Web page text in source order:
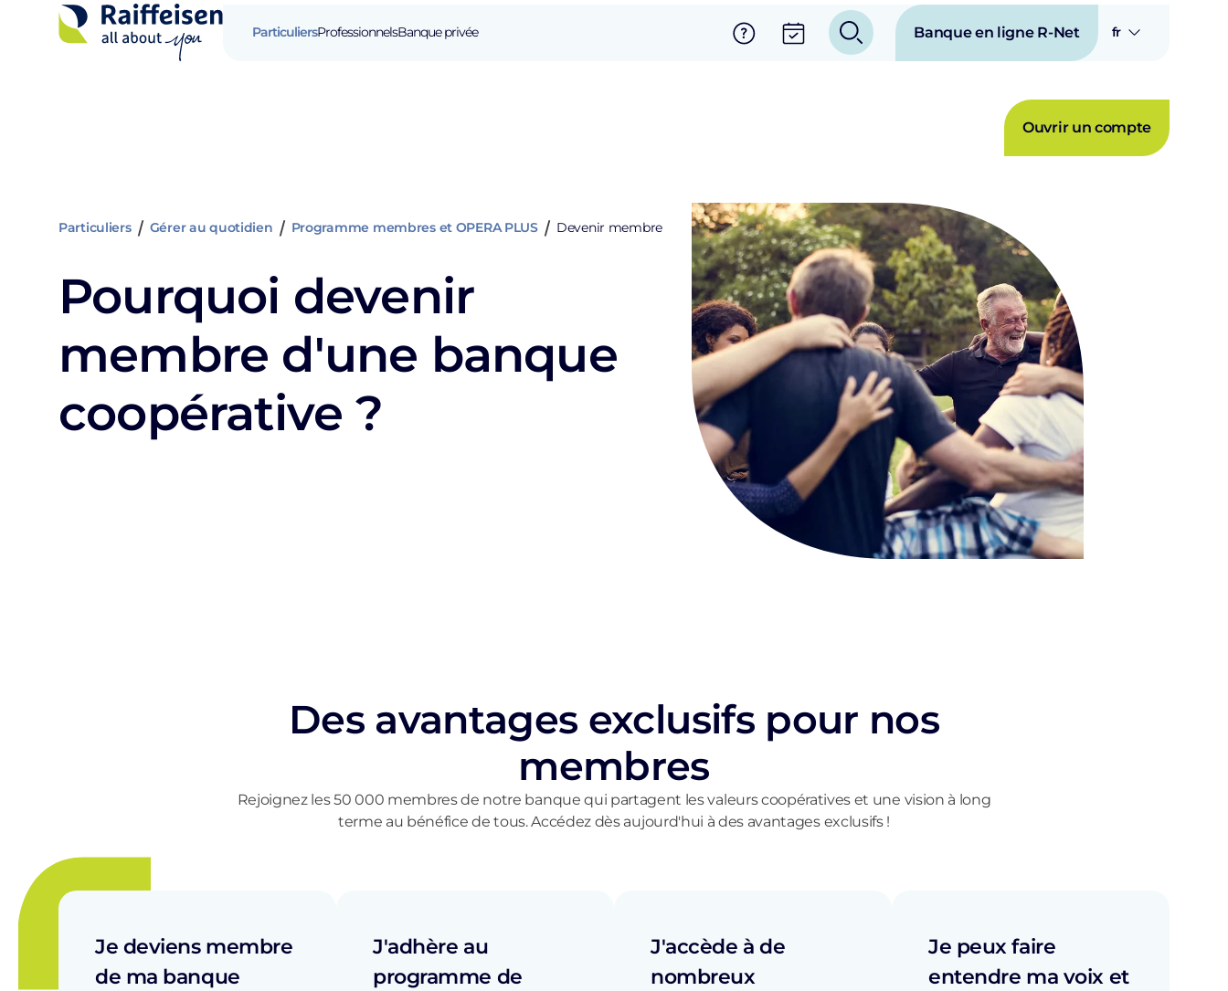
ParticuliersProfessionnelsBanque privée Banque en ligne R-Net fr
Ouvrir un compte
Particuliers Gérer au quotidien Programme membres et OPERA PLUS Devenir membre
Pourquoi devenir
membre d'une banque
coopérative ?
Des avantages exclusifs pour nos
membres
Rejoignez les 50 000 membres de notre banque qui partagent les valeurs coopératives et une vision à long
terme au bénéfice de tous. Accédez dès aujourd'hui à des avantages exclusifs !
Je deviens membre
de ma banque
J'adhère au
programme de
J'accède à de
nombreux
Je peux faire
entendre ma voix et